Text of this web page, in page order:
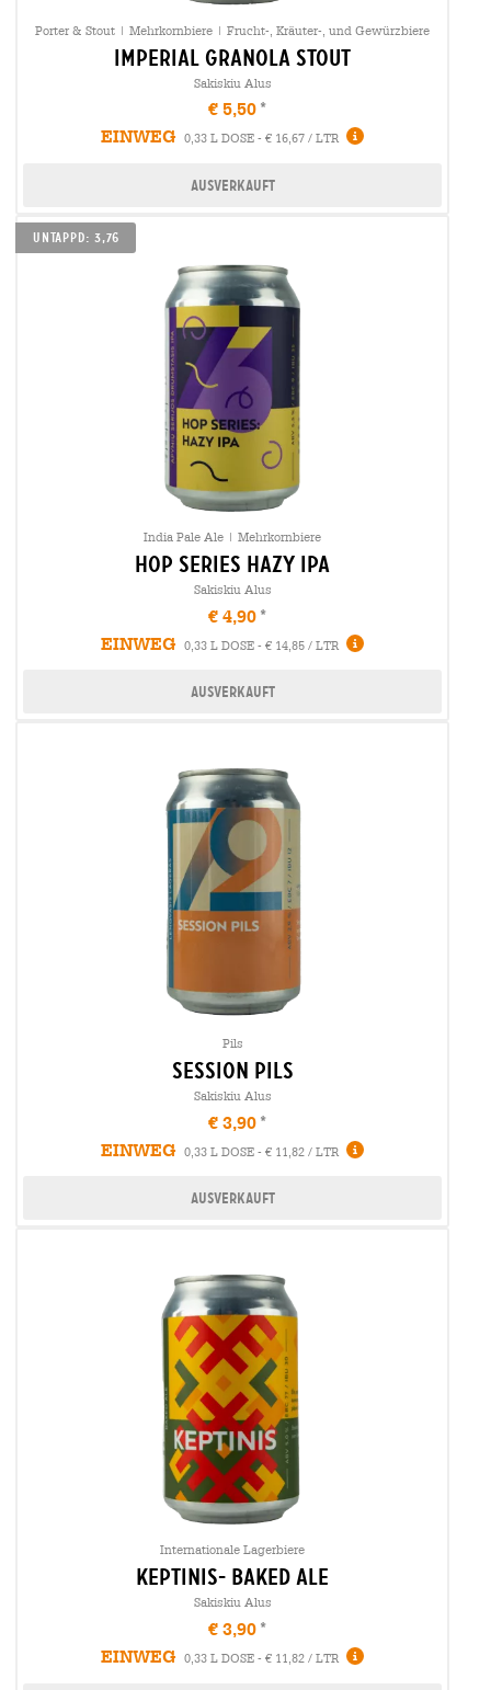
Porter & Stout | Mehrkornbiere | Frucht-, Kräuter-, und Gewürzbiere
imperial granola stout
Sakiskiu Alus
€ 5,50
EINWEG
0,33 L DOSE - € 16,67 / LTR
Ausverkauft
UNTAPPD: 3,76
India Pale Ale | Mehrkornbiere
hop series hazy ipa
Sakiskiu Alus
€ 4,90
EINWEG
0,33 L DOSE - € 14,85 / LTR
Ausverkauft
Pils
session Pils
Sakiskiu Alus
€ 3,90
EINWEG
0,33 L DOSE - € 11,82 / LTR
Ausverkauft
Internationale Lagerbiere
keptinis- baked ale
Sakiskiu Alus
€ 3,90
EINWEG
0,33 L DOSE - € 11,82 / LTR